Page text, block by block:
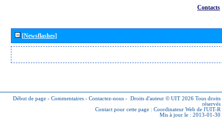
Contacts
[Newsflashes]
Début de page - Commentaires - Contactez-nous - Droits d'auteur © UIT 2026 Tous droits
réservés
Contact pour cette page : Coordinateur Web de l'UIT-R
Mis à jour le : 2013-01-30